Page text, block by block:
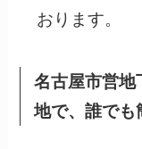
おります。
名古屋市営地
地で、誰でも